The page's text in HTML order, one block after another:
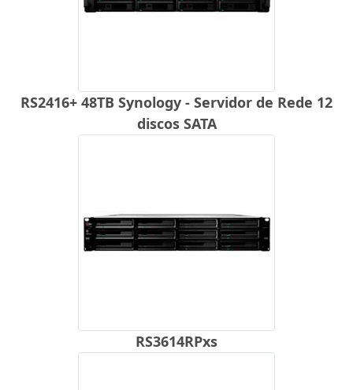
RS2416+ 48TB Synology - Servidor de Rede 12
discos SATA
RS3614RPxs